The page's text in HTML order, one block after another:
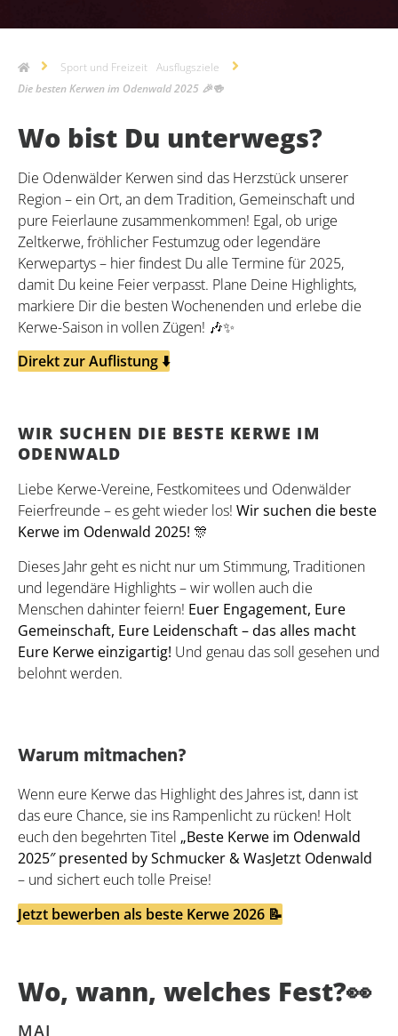
Sport und Freizeit
Ausflugsziele
Die besten Kerwen im Odenwald 2025 🎉🍻
Wo bist Du unterwegs?
Die Odenwälder Kerwen sind das Herzstück unserer
Region – ein Ort, an dem Tradition, Gemeinschaft und
pure Feierlaune zusammenkommen! Egal, ob urige
Zeltkerwe, fröhlicher Festumzug oder legendäre
Kerwepartys – hier findest Du alle Termine für 2025,
damit Du keine Feier verpasst. Plane Deine Highlights,
markiere Dir die besten Wochenenden und erlebe die
Kerwe-Saison in vollen Zügen! 🎶✨
Direkt zur Auflistung ⬇️
WIR SUCHEN DIE BESTE KERWE IM
ODENWALD
Liebe Kerwe-Vereine, Festkomitees und Odenwälder
Feierfreunde – es geht wieder los! Wir suchen die beste
Kerwe im Odenwald 2025! 🎊
Dieses Jahr geht es nicht nur um Stimmung, Traditionen
und legendäre Highlights – wir wollen auch die
Menschen dahinter feiern! Euer Engagement, Eure
Gemeinschaft, Eure Leidenschaft – das alles macht
Eure Kerwe einzigartig! Und genau das soll gesehen und
belohnt werden.
Warum mitmachen?
Wenn eure Kerwe das Highlight des Jahres ist, dann ist
das eure Chance, sie ins Rampenlicht zu rücken! Holt
euch den begehrten Titel „Beste Kerwe im Odenwald
2025″ presented by Schmucker & WasJetzt Odenwald
– und sichert euch tolle Preise!
Jetzt bewerben als beste Kerwe 2026 📝
Wo, wann, welches Fest?👀
MAI